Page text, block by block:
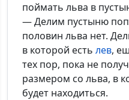
поймать льва в
— Делим пустыню
половин льва нет.
в которой есть лев,
тех пор, пока не
размером со льва, в
будет находиться.